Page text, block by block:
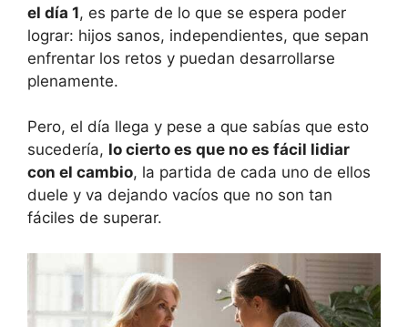
el día 1, es parte de lo que se espera poder
lograr: hijos sanos, independientes, que sepan
enfrentar los retos y puedan desarrollarse
plenamente.
Pero, el día llega y pese a que sabías que esto
sucedería, lo cierto es que no es fácil lidiar
con el cambio, la partida de cada uno de ellos
duele y va dejando vacíos que no son tan
fáciles de superar.